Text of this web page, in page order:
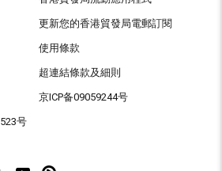
更新您的香港貿發局電郵訂閱
使用條款
超連結條款及細則
京ICP备09059244号
号